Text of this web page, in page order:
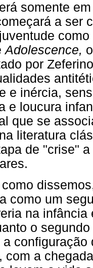
somente
a ser
Adolescence,
por
e inércia,
e loucura
que se
literatura
de "crise"
como um
na
o
com a